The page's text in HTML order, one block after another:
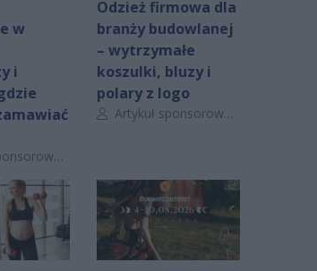
w
i
Odzież firmowa dla
branży budowlanej
– wytrzymałe
koszulki, bluzy i
polary z logo
Autor artykułu:
Artykuł sponsorowany